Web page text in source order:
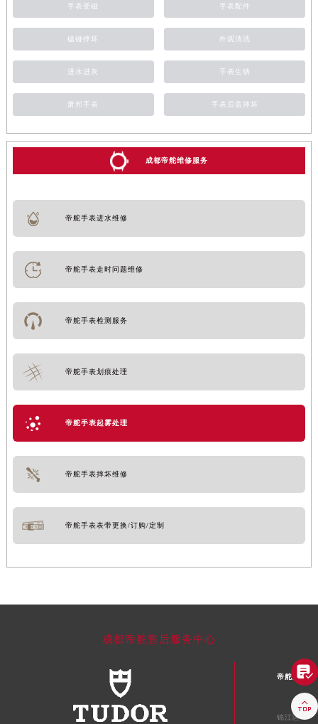
手表受磁 手表配件
磕碰摔坏 外观清洗
进水进灰 手表生锈
萧邦手表 手表后盖摔坏
成都帝舵维修服务
帝舵手表进水维修
帝舵手表走时问题维修
帝舵手表检测服务
帝舵手表划痕处理
帝舵手表起雾处理
帝舵手表摔坏维修
帝舵手表表带更换/订购/定制
成都帝舵售后服务中心
帝舵成都市
锦江区

